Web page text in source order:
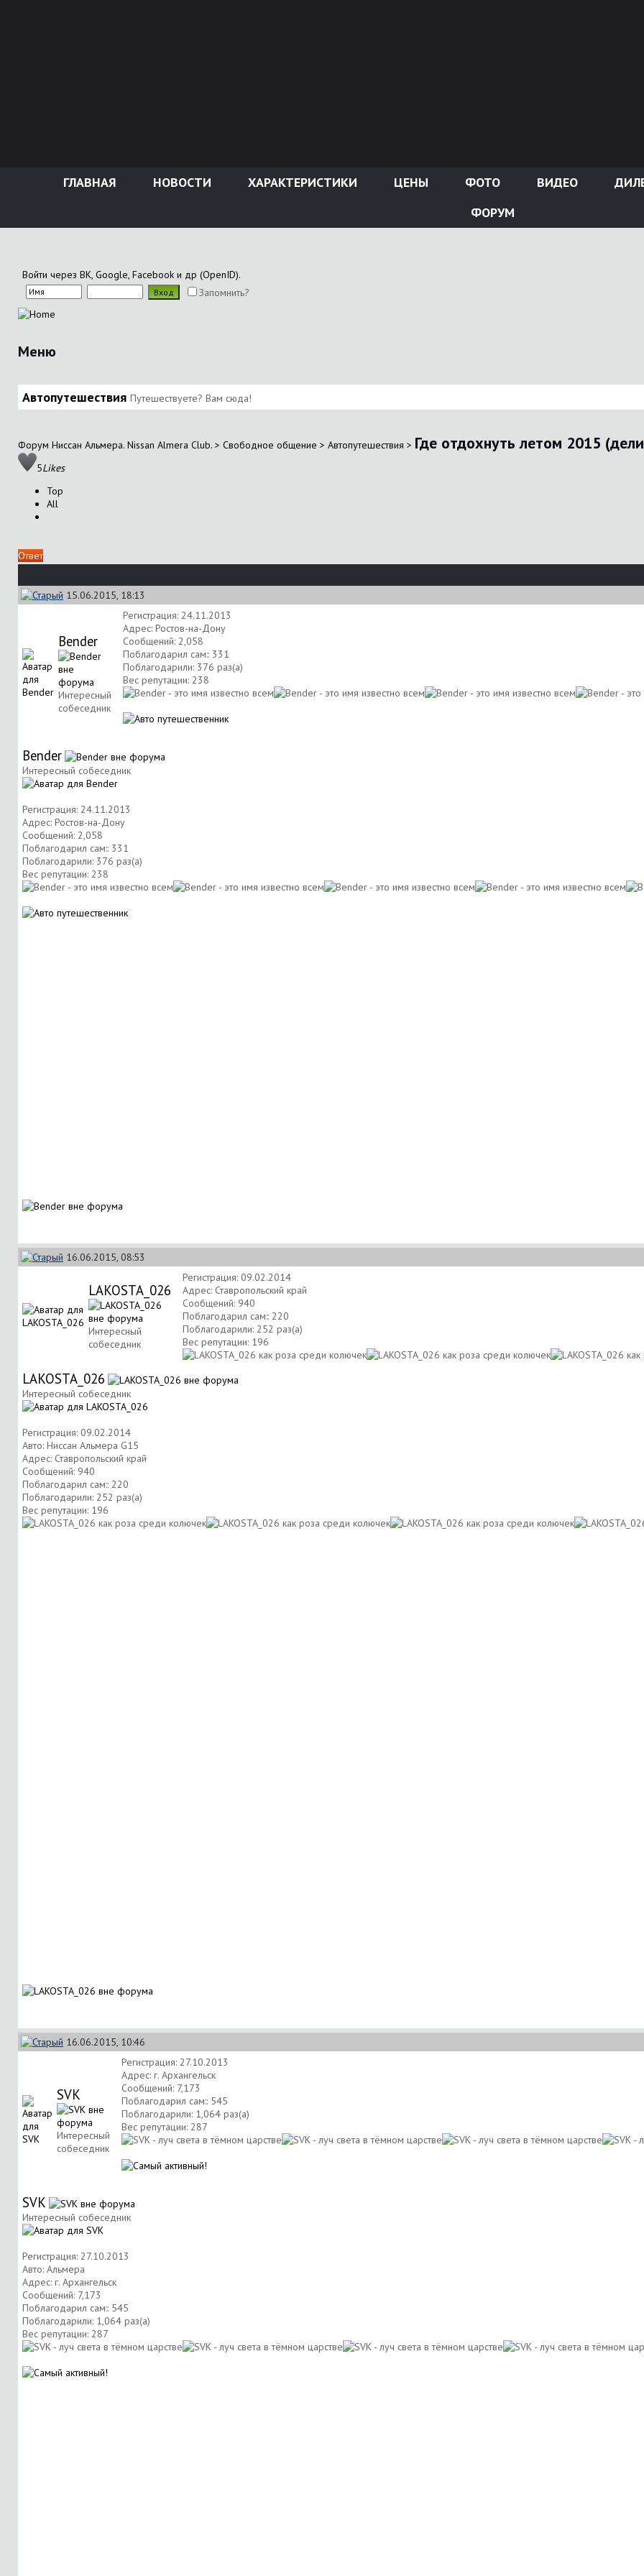
ГЛАВНАЯ НОВОСТИ ХАРАКТЕРИСТИКИ ЦЕНЫ ФОТО ВИДЕО
ФОРУМ
Войти через ВК, Google, Facebook и др (OpenID).
Запомнить?
Меню
Автопутешествия Путешествуете? Вам сюда!
Форум Ниссан Альмера. Nissan Almera Club. > Свободное общение > Автопутешествия > Где отдохнуть летом 2015
5Likes
Top
All
Ответ
15.06.2015, 18:13
Bender
Интересный
собеседник
Регистрация: 24.11.2013
Адрес: Ростов-на-Дону
Сообщений: 2,058
Поблагодарил сам:: 331
Поблагодарили: 376 раз(а)
Вес репутации: 238
Bender
Интересный собеседник
Регистрация: 24.11.2013
Адрес: Ростов-на-Дону
Сообщений: 2,058
Поблагодарил сам:: 331
Поблагодарили: 376 раз(а)
Вес репутации: 238
16.06.2015, 08:53
LAKOSTA_026
Интересный
собеседник
Регистрация: 09.02.2014
Адрес: Ставропольский край
Сообщений: 940
Поблагодарил сам:: 220
Поблагодарили: 252 раз(а)
Вес репутации: 196
LAKOSTA_026
Интересный собеседник
Регистрация: 09.02.2014
Авто: Ниссан Альмера G15
Адрес: Ставропольский край
Сообщений: 940
Поблагодарил сам:: 220
Поблагодарили: 252 раз(а)
Вес репутации: 196
16.06.2015, 10:46
SVK
Интересный
собеседник
Регистрация: 27.10.2013
Адрес: г. Архангельск
Сообщений: 7,173
Поблагодарил сам:: 545
Поблагодарили: 1,064 раз(а)
Вес репутации: 287
SVK
Интересный собеседник
Регистрация: 27.10.2013
Авто: Альмера
Адрес: г. Архангельск
Сообщений: 7,173
Поблагодарил сам:: 545
Поблагодарили: 1,064 раз(а)
Вес репутации: 287